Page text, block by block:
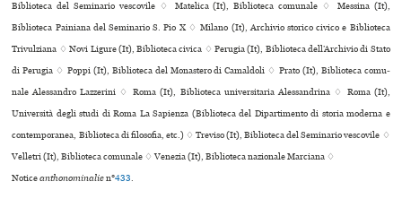
Biblioteca del Seminario ves­co­vile ♢ Matelica (It), Biblioteca comu­nale ♢ Messina (It),
Biblioteca Painiana del Seminario S. Pio X ♢ Milano (It), Archivio sto­rico civico e Biblioteca
Trivulziana ♢ Novi Ligure (It), Biblioteca civica ♢ Perugia (It), Biblioteca dell’Archivio di Stato
di Perugia ♢ Poppi (It), Biblioteca del Monastero di Camaldoli ♢ Prato (It), Biblioteca comu­
nale Alessandro Lazzerini ♢ Roma (It), Biblioteca uni­ver­si­ta­ria Alessandrina ♢ Roma (It),
Università degli studi di Roma La Sapienza (Biblioteca del Dipartimento di storia moderna e
contem­po­ra­nea, Biblioteca di filosofia, etc.) ♢ Treviso (It), Biblioteca del Seminario ves­co­vile ♢
Velletri (It), Biblioteca comu­nale ♢ Venezia (It), Biblioteca nazio­nale Marciana ♢
Noticeanthonominalien°433.